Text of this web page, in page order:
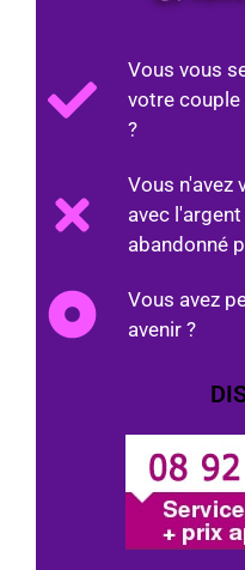
Vous vous
votre
?
Vous n'avez
avec
abandonné
Vous avez
avenir ?